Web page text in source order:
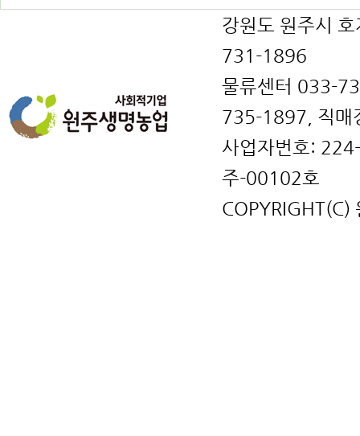
강원도 원주시
731-1896
물류센터 033-
735-1897, 직
사업자번호:
주-00102호
COPYRIGHT(C)